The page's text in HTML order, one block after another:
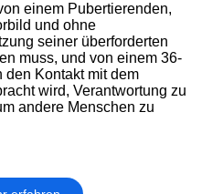
einem Pubertierenden,
und ohne
seiner überforderten
muss, und von einem 36-
den Kontakt mit dem
wird, Verantwortung zu
andere Menschen zu